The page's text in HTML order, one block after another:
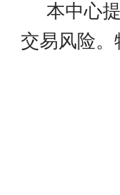
本中心
交易风险。